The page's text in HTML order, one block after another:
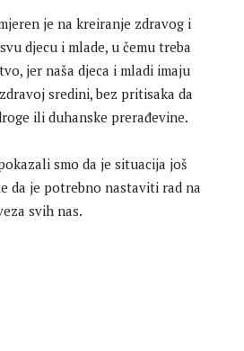
je na kreiranje zdravog i
djecu i mlade, u čemu treba
jer naša djeca i mladi imaju
sredini, bez pritisaka da
ili duhanske prerađevine.
smo da je situacija još
da je potrebno nastaviti rad na
svih nas.